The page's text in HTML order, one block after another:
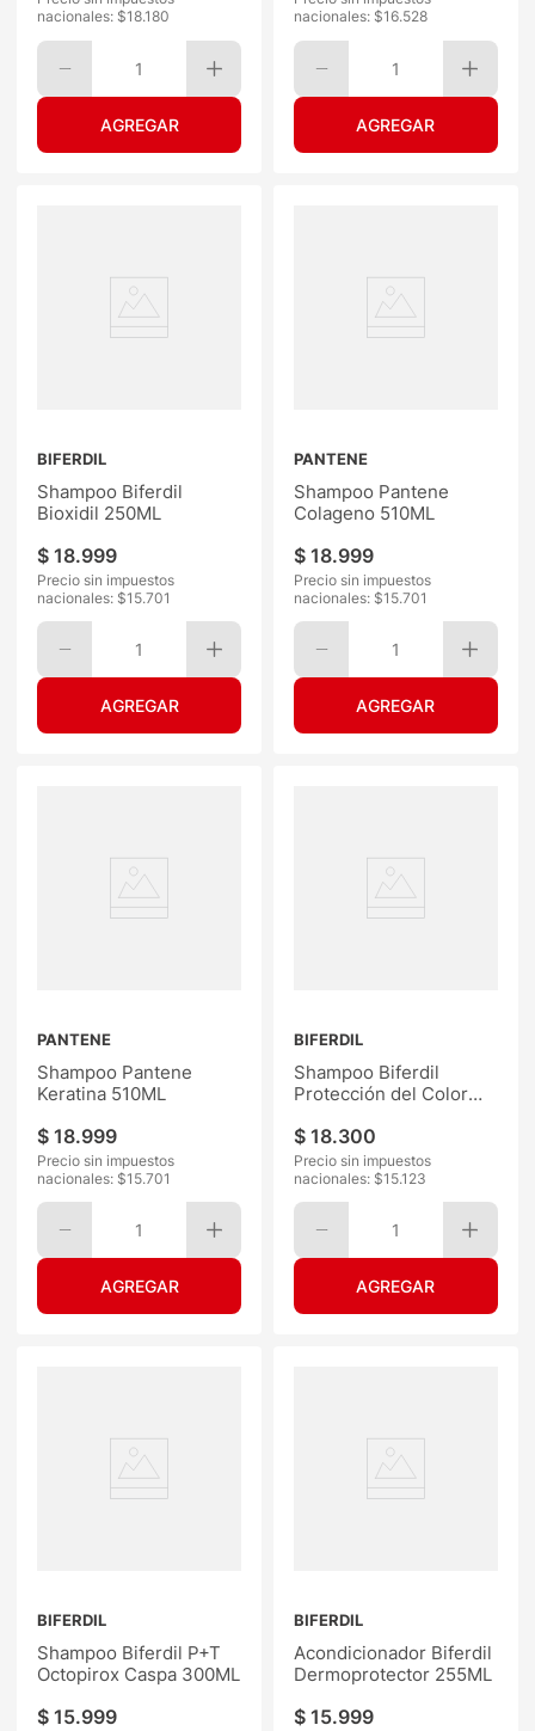
nacionales: $18.180
1
nacionales: $16.528
1
BIFERDIL
Shampoo Biferdil
Bioxidil 250ML
$ 18.999
Precio sin impuestos
nacionales: $15.701
1
PANTENE
Shampoo Pantene
Colageno 510ML
$ 18.999
Precio sin impuestos
nacionales: $15.701
1
PANTENE
Shampoo Pantene
Keratina 510ML
$ 18.999
Precio sin impuestos
nacionales: $15.701
1
BIFERDIL
Shampoo Biferdil
Protección del Color
$ 18.300
Precio sin impuestos
nacionales: $15.123
1
BIFERDIL
Shampoo Biferdil P+T
Octopirox Caspa 300ML
$ 15.999
BIFERDIL
Acondicionador Biferdil
Dermoprotector 255ML
$ 15.999